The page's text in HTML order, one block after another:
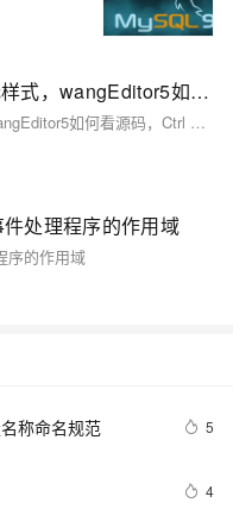
文本，wangEditor5展示HTML无样式，wangEditor5如何看源码，Ctrl + U看CSS文件，代码高亮，Prism.js可以实现，解决方法，参考网页源代码的写法
文本，wangEditor5展示HTML无样式，wangEditor5如何看源码，Ctrl + U看CSS文件，代码高亮，Prism.js可以实现，解决方法，参考网页源代码的写法
处理程序的作用域
序的作用域
称命名规范 5
4